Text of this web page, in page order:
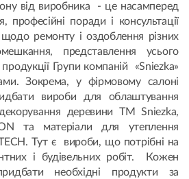
від виробника - це насамперед
професійні поради і консультації
ремонту і оздоблення різних
представлення усього
Групи компаній «Sniezka»
Зокрема, у фірмовому салоні
вироби для облаштування
декорування деревини ТМ Sniezka,
та матеріали для утеплення
Тут є вироби, що потрібні на
і будівельних робіт. Кожен
необхідні продукти за